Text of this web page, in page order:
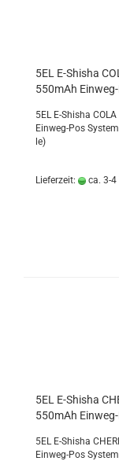
5EL E-​Shi­sha
550mAh
5EL E-​Shisha
Einweg-​Pos
le)
Lieferzeit: ca. 3-4
5EL E-​Shi­sha
550mAh
5EL E-​Shisha
Einweg-​Pos